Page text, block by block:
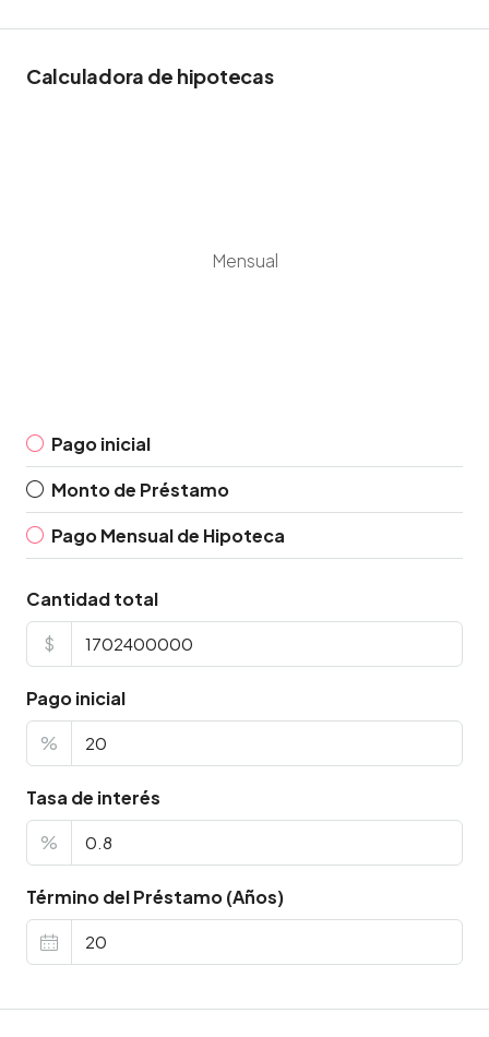
Calculadora de hipotecas
Mensual
Pago inicial
Monto de Préstamo
Pago Mensual de Hipoteca
Cantidad total
$
Pago inicial
%
Tasa de interés
%
Término del Préstamo (Años)